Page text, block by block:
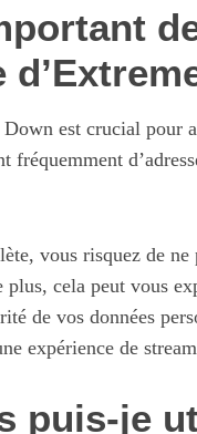
est crucial pour
fréquemment
vous risquez de
cela peut vous
de vos données
expérience de
puis-je